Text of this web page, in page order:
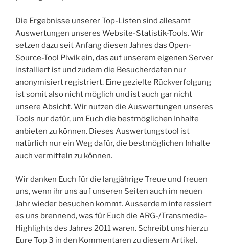
Die Ergebnisse unserer Top-Listen sind allesamt
Auswertungen unseres Website-Statistik-Tools. Wir
setzen dazu seit Anfang diesen Jahres das Open-
Source-Tool Piwik ein, das auf unserem eigenen Server
installiert ist und zudem die Besucherdaten nur
anonymisiert registriert. Eine gezielte Rückverfolgung
ist somit also nicht möglich und ist auch gar nicht
unsere Absicht. Wir nutzen die Auswertungen unseres
Tools nur dafür, um Euch die bestmöglichen Inhalte
anbieten zu können. Dieses Auswertungstool ist
natürlich nur ein Weg dafür, die bestmöglichen Inhalte
auch vermitteln zu können.
Wir danken Euch für die langjährige Treue und freuen
uns, wenn ihr uns auf unseren Seiten auch im neuen
Jahr wieder besuchen kommt. Ausserdem interessiert
es uns brennend, was für Euch die ARG-/Transmedia-
Highlights des Jahres 2011 waren. Schreibt uns hierzu
Eure Top 3 in den Kommentaren zu diesem Artikel.